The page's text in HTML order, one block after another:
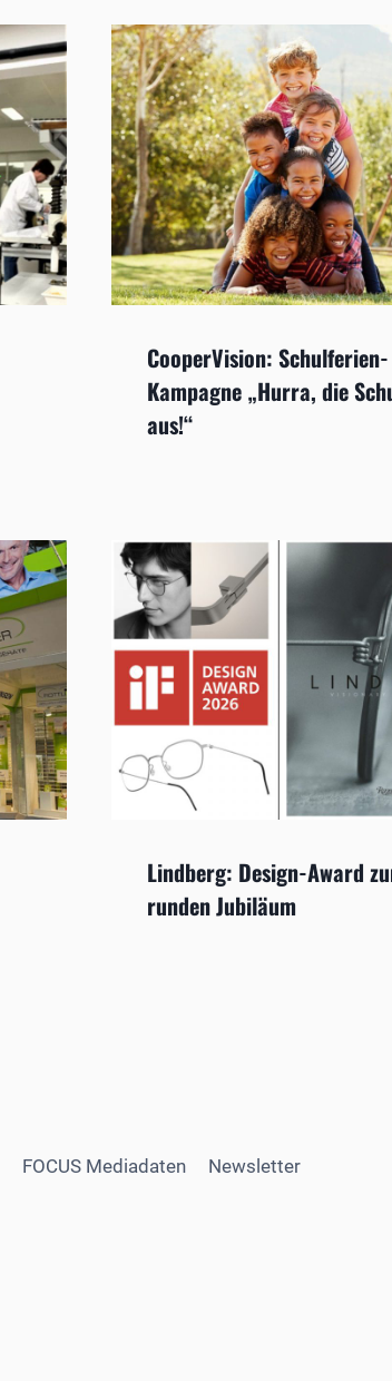
CooperVision: Schulferien-
Kampagne „Hurra, die
aus!“
Lindberg: Design-Award
runden Jubiläum
FOCUS Mediadaten Newsletter